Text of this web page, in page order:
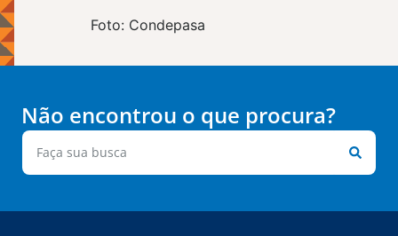
Foto: Condepasa
Não encontrou o que procura?